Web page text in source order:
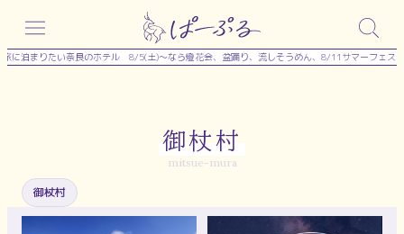
容
泊まりたい奈良のホテル 8/5(土)～なら燈花会、盆踊り、流しそうめん、8/11サマーフェステ
御杖村
mitsue-mura
御杖村